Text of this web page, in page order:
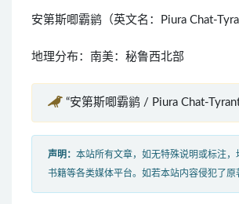
安第斯唧霸鹟（英文名：Piura Chat-
地理分布：南美：秘鲁西北部
“安第斯唧霸鹟 / Piura Chat-
声明： 本站所有文章，如无特殊说明或标注
书籍等各类媒体平台。如若本站内容侵犯了原